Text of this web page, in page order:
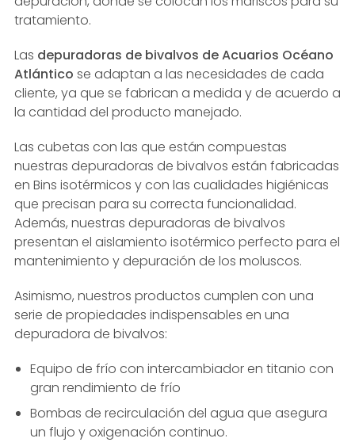
tratamiento.
Las depuradoras de bivalvos de Acuarios Océano
Atlántico se adaptan a las necesidades de cada
cliente, ya que se fabrican a medida y de acuerdo a
la cantidad del producto manejado.
Las cubetas con las que están compuestas
nuestras depuradoras de bivalvos están fabricadas
en Bins isotérmicos y con las cualidades higiénicas
que precisan para su correcta funcionalidad.
Además, nuestras depuradoras de bivalvos
presentan el aislamiento isotérmico perfecto para el
mantenimiento y depuración de los moluscos.
Asimismo, nuestros productos cumplen con una
serie de propiedades indispensables en una
depuradora de bivalvos:
Equipo de frío con intercambiador en titanio con
gran rendimiento de frío
Bombas de recirculación del agua que asegura
un flujo y oxigenación continuo.